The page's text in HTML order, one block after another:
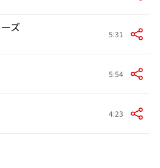
ズ 5:31
5:54
4:23